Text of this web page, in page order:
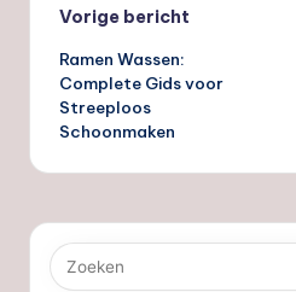
Bericht
navigatie
Vorige bericht
Ramen Wassen:
Complete Gids voor
Streeploos
Schoonmaken